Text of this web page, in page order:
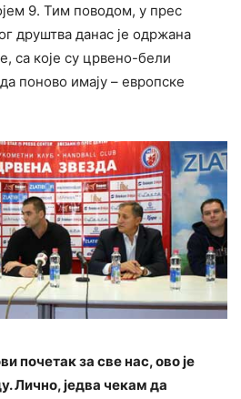
9. Тим поводом, у прес
друштва данас је одржана
са које су црвено-бели
поново имају – европске
почетак за све нас, ово је
Лично, једва чекам да